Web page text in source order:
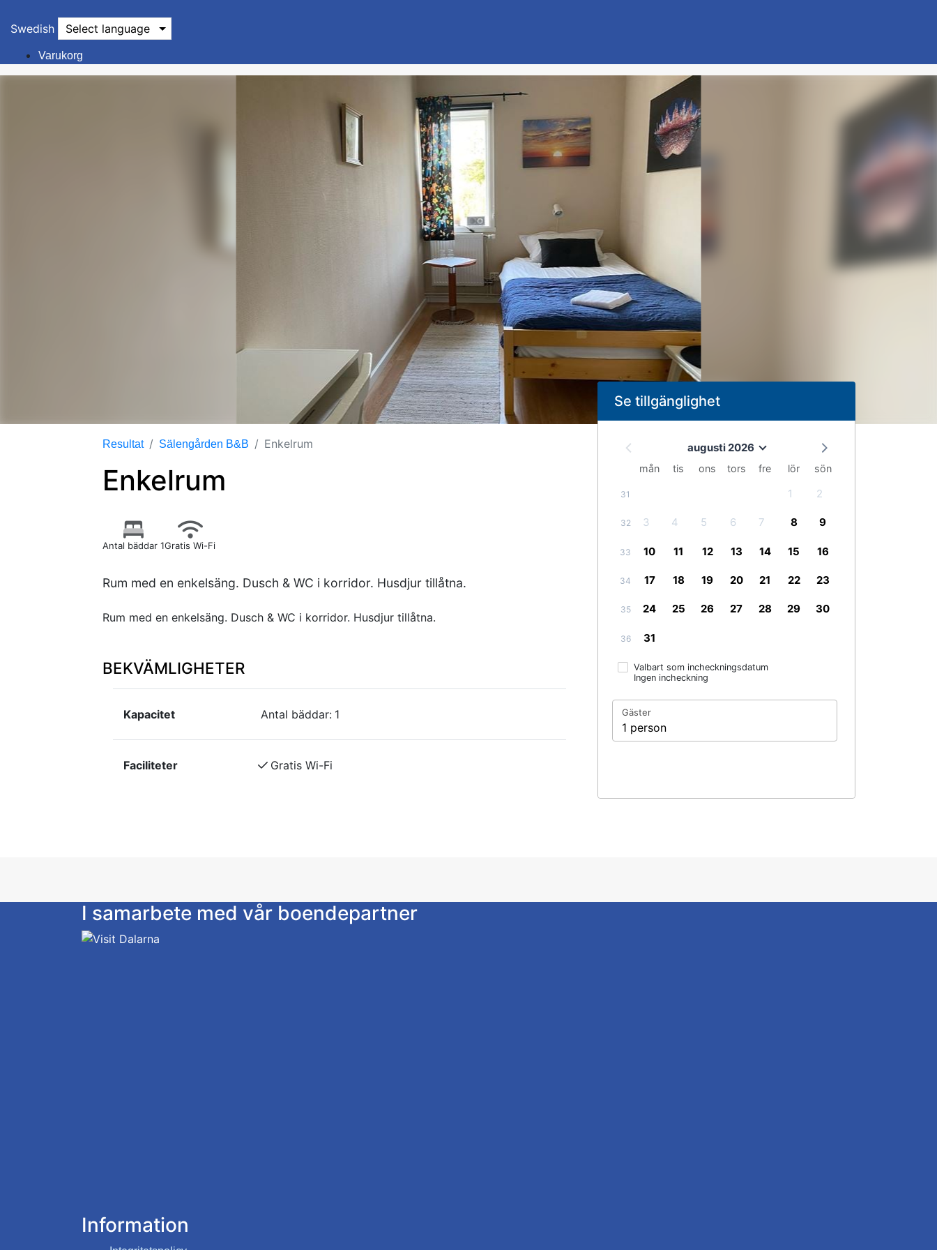
Swedish Select language
Varukorg
Resultat Sälengården B&B Enkelrum
Enkelrum
Antal bäddar 1Gratis Wi-Fi
Rum med en enkelsäng. Dusch & WC i korridor. Husdjur tillåtna.
Rum med en enkelsäng. Dusch & WC i korridor. Husdjur tillåtna.
BEKVÄMLIGHETER
Kapacitet Antal bäddar: 1
Faciliteter Gratis Wi-Fi
Se tillgänglighet
augusti 2026
mån tis ons tors fre lör sön
31 1 2
32 3 4 5 6 7 8 9
33 10 11 12 13 14 15 16
34 17 18 19 20 21 22 23
35 24 25 26 27 28 29 30
36 31
Valbart som incheckningsdatum
Ingen incheckning
Gäster
1 person
I samarbete med vår boendepartner
Information